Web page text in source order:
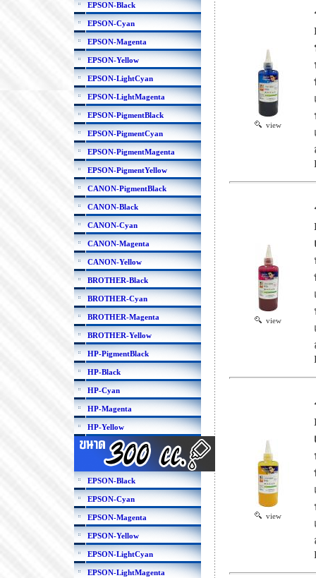
EPSON-Black
EPSON-Cyan
EPSON-Magenta
EPSON-Yellow
EPSON-LightCyan
EPSON-LightMagenta
EPSON-PigmentBlack
EPSON-PigmentCyan
EPSON-PigmentMagenta
EPSON-PigmentYellow
CANON-PigmentBlack
CANON-Black
CANON-Cyan
CANON-Magenta
CANON-Yellow
BROTHER-Black
BROTHER-Cyan
BROTHER-Magenta
BROTHER-Yellow
HP-PigmentBlack
HP-Black
HP-Cyan
HP-Magenta
HP-Yellow
EPSON-Black
EPSON-Cyan
EPSON-Magenta
EPSON-Yellow
EPSON-LightCyan
EPSON-LightMagenta
view
view
view